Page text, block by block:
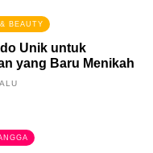
BEAUTY
Unik untuk
yang Baru Menikah